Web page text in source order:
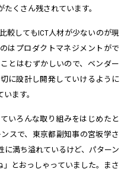
くさん残されています。
較してもICT人材が少ないのが現
はプロダクトマネジメントがで
とはむずかしいので、ベンダー
に設計し開発していけるように
ます。
いろんな取り組みをはじめたと
スで、東京都副知事の宮坂学さ
に満ち溢れているけど、パターン
とおっしゃっていました。まさ